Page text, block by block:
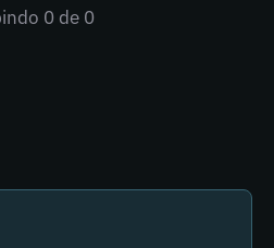
0 de 0